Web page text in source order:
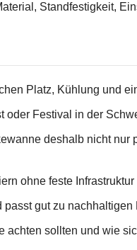
Standfestigkeit,
Platz, Kühlung und
Festival in der
deshalb nicht nur
ohne feste
gut zu
achten sollten und wie